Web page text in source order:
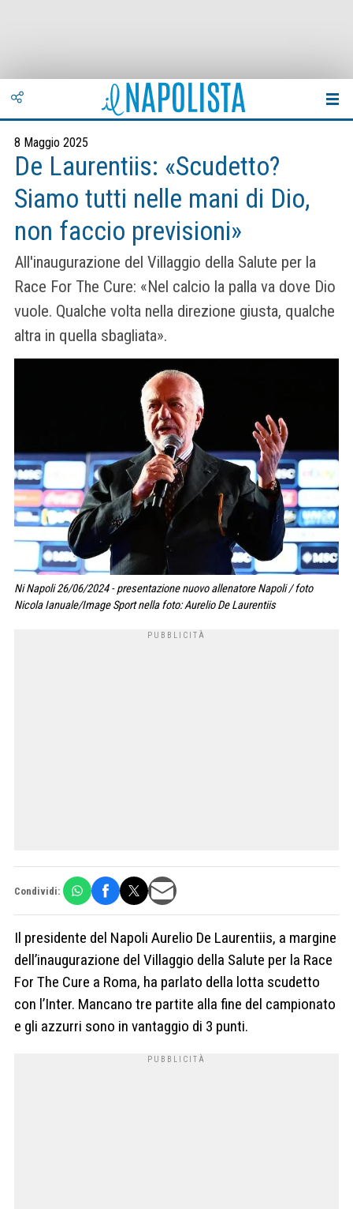
8 Maggio 2025
De Laurentiis: «Scudetto?
Siamo tutti nelle mani di Dio,
non faccio previsioni»
All'inaugurazione del Villaggio della Salute per la
Race For The Cure: «Nel calcio la palla va dove Dio
vuole. Qualche volta nella direzione giusta, qualche
altra in quella sbagliata».
Ni Napoli 26/06/2024 - presentazione nuovo allenatore Napoli / foto
Nicola Ianuale/Image Sport nella foto: Aurelio De Laurentiis
Condividi:
Il presidente del Napoli Aurelio De Laurentiis, a margine
dell’inaugurazione del Villaggio della Salute per la Race
For The Cure a Roma, ha parlato della lotta scudetto
con l’Inter. Mancano tre partite alla fine del campionato
e gli azzurri sono in vantaggio di 3 punti.